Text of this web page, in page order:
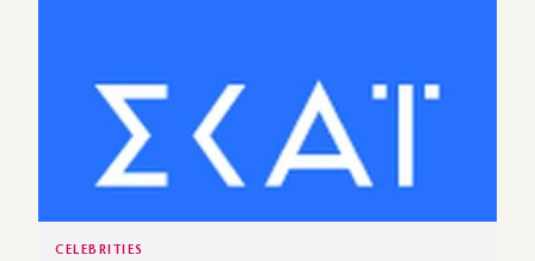
CELEBRITIES